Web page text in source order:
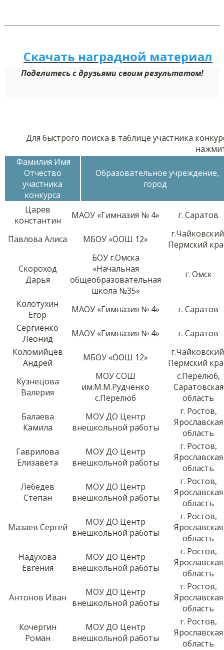
Скачать наградной материал
Поделитесь с друзьями своим результатом!
Для быстрого поиска в таблице участника
Фамилия Имя
Отчество
участника
конкурса
Образовательное учреждение,
город
Царев
константин
МАОУ «Гимназия № 4» г. Саратов
Павлова Алиса МБОУ «ООШ 12»
Пермский
Скороход
Дарья
БОУ г.Омска
«Начальная
общеобразовательная
школа №35»
г. Омск
Колотухин
Егор
МАОУ «Гимназия № 4»
г. Саратов
Сергиенко
Леонид
МАОУ «Гимназия № 4»
г. Саратов
Коломийцев
Андрей
МБОУ «ООШ 12»
Пермский
Кузнецова
Валерия
МОУ СОШ
им.М.М.Рудченко
с.Перелюб
с.Перелюб,
Саратовская
область
Балаева
Камила
МОУ ДО Центр
внешкольной работы
г. Ростов,
Ярославская
область
Гаврилова
Елизавета
МОУ ДО Центр
внешкольной работы
г. Ростов,
Ярославская
область
Лебедев
Степан
МОУ ДО Центр
внешкольной работы
г. Ростов,
Ярославская
область
Мазаев Сергей
МОУ ДО Центр
внешкольной работы
г. Ростов,
Ярославская
область
Надухова
Евгения
МОУ ДО Центр
внешкольной работы
г. Ростов,
Ярославская
область
Антонов Иван
МОУ ДО Центр
внешкольной работы
г. Ростов,
Ярославская
область
Кочергин
Роман
МОУ ДО Центр
внешкольной работы
г. Ростов,
Ярославская
область